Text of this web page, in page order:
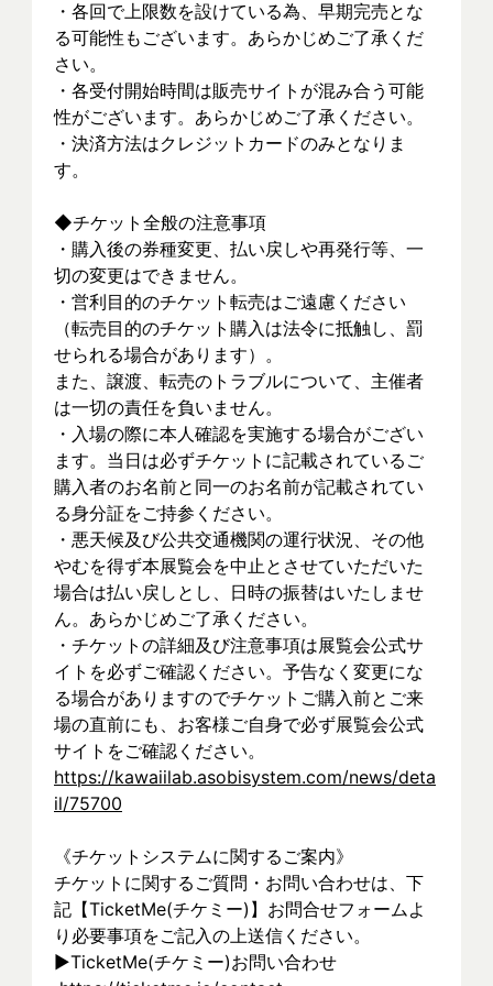
・各回で上限数を設けている為、早期完売とな
る可能性もございます。あらかじめご了承くだ
さい。
・各受付開始時間は販売サイトが混み合う可能
性がございます。あらかじめご了承ください。
・決済方法はクレジットカードのみとなりま
す。
◆チケット全般の注意事項
・購入後の券種変更、払い戻しや再発行等、一
切の変更はできません。
・営利目的のチケット転売はご遠慮ください
（転売目的のチケット購入は法令に抵触し、罰
せられる場合があります）。
また、譲渡、転売のトラブルについて、主催者
は一切の責任を負いません。
・入場の際に本人確認を実施する場合がござい
ます。当日は必ずチケットに記載されているご
購入者のお名前と同一のお名前が記載されてい
る身分証をご持参ください。
・悪天候及び公共交通機関の運行状況、その他
やむを得ず本展覧会を中止とさせていただいた
場合は払い戻しとし、日時の振替はいたしませ
ん。あらかじめご了承ください。
・チケットの詳細及び注意事項は展覧会公式サ
イトを必ずご確認ください。予告なく変更にな
る場合がありますのでチケットご購入前とご来
場の直前にも、お客様ご自身で必ず展覧会公式
サイトをご確認ください。
https://kawaiilab.asobisystem.com/news/deta
il/75700
《チケットシステムに関するご案内》
チケットに関するご質問・お問い合わせは、下
記【TicketMe(チケミー)】お問合せフォームよ
り必要事項をご記入の上送信ください。
▶︎TicketMe(チケミー)お問い合わせ